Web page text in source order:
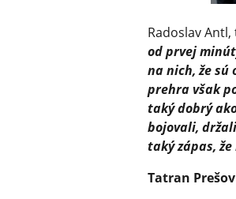
Radoslav
od prvej
na nich, že
prehra však
taký dobrý
bojovali,
taký zápas,
Tatran